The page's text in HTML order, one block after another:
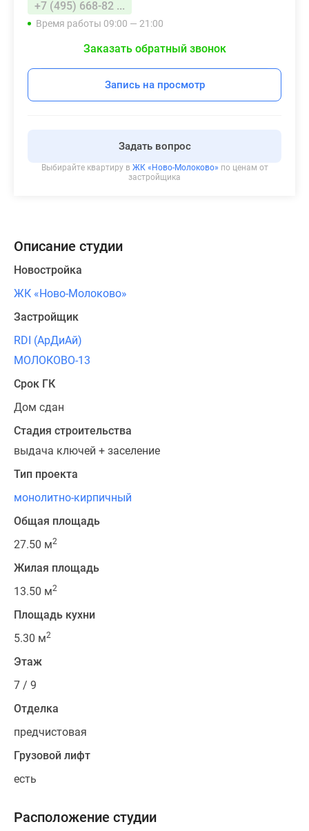
+7 (495) 668-82 ...
Время работы 09:00 — 21:00
Заказать обратный звонок
Запись на просмотр
Задать вопрос
Выбирайте квартиру в ЖК «Ново-Молоково» по ценам от
застройщика
Описание студии
Новостройка
ЖК «Ново-Молоково»
Застройщик
RDI (АрДиАй)
МОЛОКОВО-13
Срок ГК
Дом сдан
Стадия строительства
выдача ключей + заселение
Тип проекта
монолитно-кирпичный
Общая площадь
27.50 м2
Жилая площадь
13.50 м2
Площадь кухни
5.30 м2
Этаж
7 / 9
Отделка
предчистовая
Грузовой лифт
есть
Расположение студии